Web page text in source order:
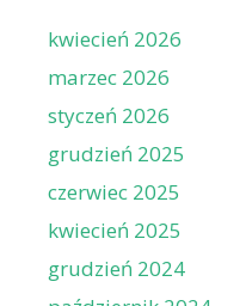
kwiecień 2026
marzec 2026
styczeń 2026
grudzień 2025
czerwiec 2025
kwiecień 2025
grudzień 2024